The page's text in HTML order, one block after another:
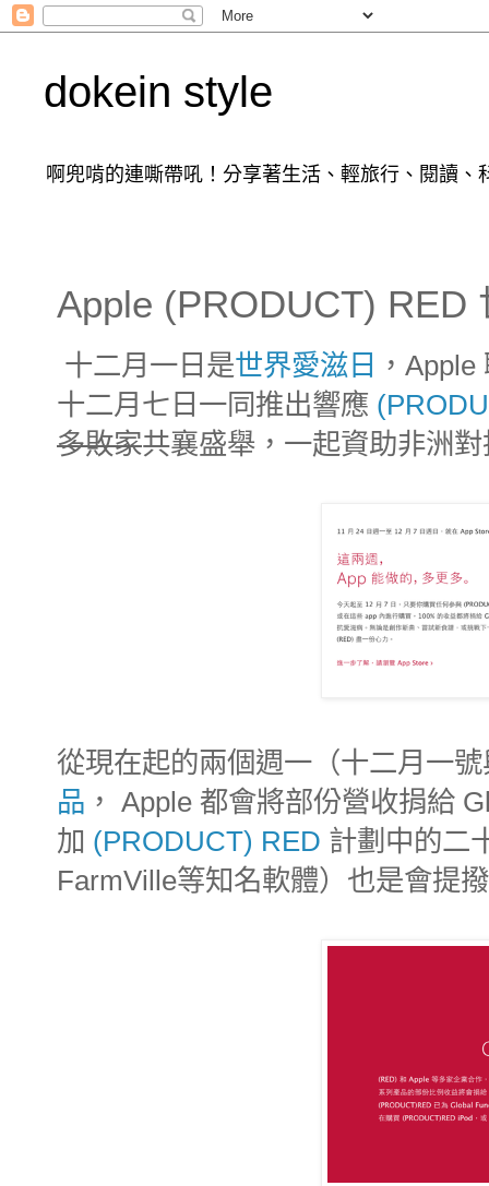
dokein style
啊兜啃的連嘶帶吼！分享著生活、輕旅行、閱讀
Apple (PRODUCT) RED
十二月一日是世界愛滋日 ，
十二月七日一同推出響應
多敗家共襄盛舉，一起資助非洲
從現在起的兩個週一（十二月一
品 ， Apple 都會將部份營收捐給
加 (PRODUCT) RED 計劃中的二
FarmVille等知名軟體）也是會提